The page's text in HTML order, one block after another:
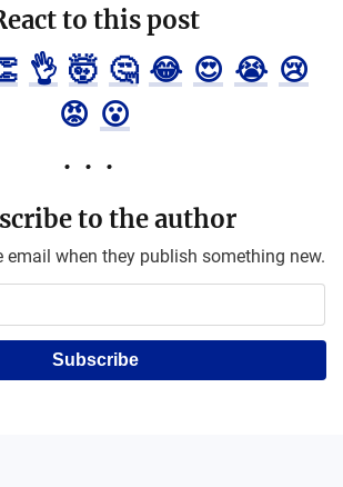
to this post
👌 🤯 🤔 😂 😍 😭 😢
😡 😮
to the author
email when they publish something new.
Subscribe